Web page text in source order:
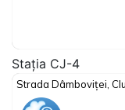
Stația CJ-4